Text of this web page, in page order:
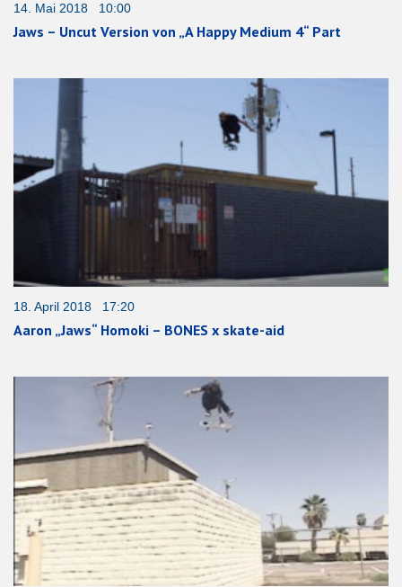
14. Mai 2018 10:00
Jaws – Uncut Version von „A Happy Medium 4“ Part
18. April 2018 17:20
Aaron „Jaws“ Homoki – BONES x skate-aid